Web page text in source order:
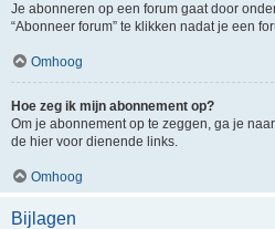
Je abonneren op een forum gaat door
“Abonneer forum” te klikken nadat je een
Omhoog
Hoe zeg ik mijn abonnement op?
Om je abonnement op te zeggen, ga je
de hier voor dienende links.
Omhoog
Bijlagen